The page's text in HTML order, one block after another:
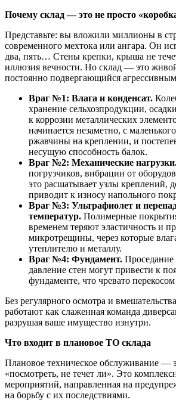
Почему склад — это не просто
Представьте: вы вложили миллионы в
современного мехтока или ангара. Он
два, пять… Стены крепки, крыша не
иллюзия вечности. Но склад — это
постоянно подвергающийся
Враг №1: Влага и конденсат.
хранение сельхозпродукции,
к коррозии металлических
начинается незаметно, с
ржавчины на креплении, и
несущую способность балок.
Враг №2: Механические
погрузчиков, вибрации от
это расшатывает узлы креплений,
приводит к износу напольного
Враг №3: Ультрафиолет и
температур. Полимерные
временем теряют эластичность и
микротрещины, через которые
утеплителю и металлу.
Враг №4: Фундамент. Проседание
давление стен могут привести к
фундаменте, что чревато
Без регулярного осмотра и
работают как слаженная команда
разрушая ваше имущество изнутри.
Что входит в плановое ТО склада
Плановое техническое обслуживание —
«посмотреть, не течет ли». Это
мероприятий, направленная на
на борьбу с их последствиями.